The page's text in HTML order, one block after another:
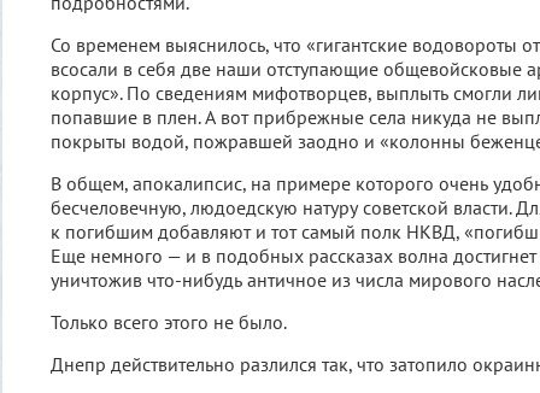
Со временем выяснилось, что «гигантские водовороты
всосали в себя две наши отступающие общевойсковые
корпус». По сведениям мифотворцев, выплыть смогли
попавшие в плен. А вот прибрежные села никуда не
покрыты водой, пожравшей заодно и «колонны
В общем, апокалипсис, на примере которого очень
бесчеловечную, людоедскую натуру советской власти.
к погибшим добавляют и тот самый полк НКВД,
Еще немного — и в подобных рассказах волна
уничтожив что-нибудь античное из числа мирового
Только всего этого не было.
Днепр действительно разлился так, что затопило